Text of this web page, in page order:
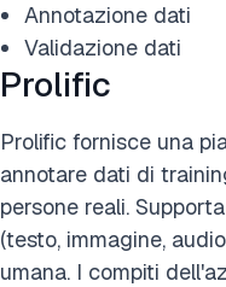
Annotazione dati
Validazione dati
Prolific
Prolific fornisce una
annotare dati di
persone reali.
(testo, immagine,
umana. I compiti